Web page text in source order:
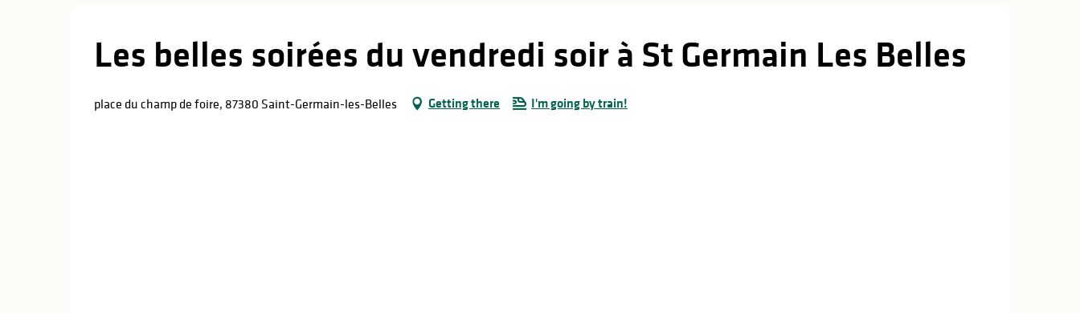
Les belles soirées du vendredi soir à St Germain Les Belles
place du champ de foire, 87380 Saint-Germain-les-Belles Getting there I'm going by train!